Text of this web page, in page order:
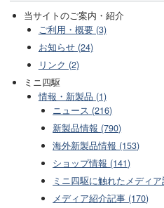
当サイトのご案内・紹介
ご利用・概要 (3)
お知らせ (24)
リンク (2)
ミニ四駆
情報・新製品 (1)
ニュース (216)
新製品情報 (790)
海外新製品情報 (153)
ショップ情報 (141)
ミニ四駆に触れたメディ
メディア紹介記事 (170)